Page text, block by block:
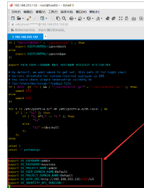
客
论
坛
的
圈
子
我
的
直
播
我
的
活
动
我
的
关
注
我
的
开
发
者
我
的
Programs
我
的
支